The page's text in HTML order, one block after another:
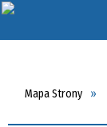
Mapa Strony